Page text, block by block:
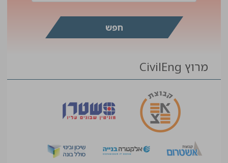
מרוץ CivilEng